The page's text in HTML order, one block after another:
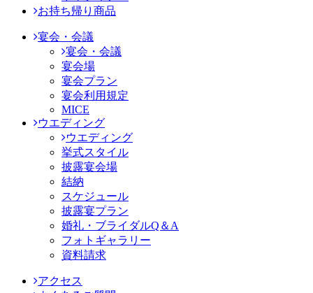
お持ち帰り商品
宴会・会議
宴会・会議
宴会場
宴会プラン
宴会利用規定
MICE
ウエディング
ウエディング
挙式スタイル
披露宴会場
結納
スケジュール
披露宴プラン
婚礼・ブライダルQ＆A
フォトギャラリー
資料請求
アクセス